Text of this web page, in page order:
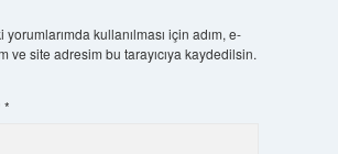
kullanılması için adım, e-
ve site adresim bu tarayıcıya kaydedilsin.
*